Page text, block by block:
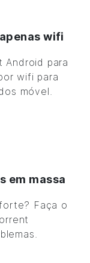
wifi
para
wifi para
móvel.
em massa
Faça o